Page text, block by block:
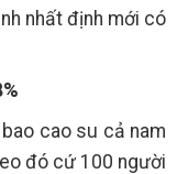
nhất định mới có
cao su cả nam
đó cứ 100 người